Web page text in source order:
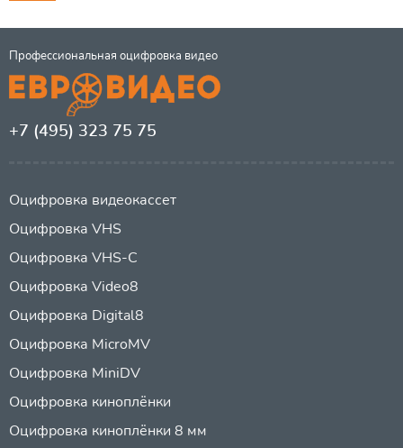
Профессиональная оцифровка видео
+7 (495) 323 75 75
Оцифровка видеокассет
Оцифровка VHS
Оцифровка VHS-C
Оцифровка Video8
Оцифровка Digital8
Оцифровка MicroMV
Оцифровка MiniDV
Оцифровка киноплёнки
Оцифровка киноплёнки 8 мм